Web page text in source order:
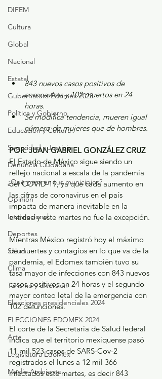
DIFEM
Cultura
Global
Nacional
Estatal
Gubernatura Edoméx 2023
Política y Gobierno
Educación y Cultura
Seguridad y Justicia
Denuncia Ciudadana
¿Qué pasa en tus municipios?
Opinión
Internacional
Deportes
Salud
Clima
Turismo y diversión
Elecciones presidenciales 2024
ELECCIONES EDOMEX 2024
Arte
Legislatura EdoMéx
Medio Ambiente
843 nuevos casos positivos de
coronavirus y 102 muertos en 24
horas.
Se modifica tendencia, mueren igual
número de mujeres que de hombres.
POR: JUAN GABRIEL GONZÁLEZ CRUZ
El Estado de México sigue siendo un
reflejo nacional a escala de la pandemia
del COVID-19, ya que cada aumento en
las cifras de coronavirus en el país
impacta de manera inevitable en la
entidad y este martes no fue la excepción.
Mientras México registró hoy el máximo
de muertes y contagios en lo que va de la
pandemia, el Edomex también tuvo su
tasa mayor de infecciones con 843 nuevos
casos positivos en 24 horas y el segundo
mayor conteo letal de la emergencia con
102 defunciones.
El corte de la Secretaría de Salud federal
indica que el territorio mexiquense pasó
11 mil 523 casos de SARS-Cov-2
registrados el lunes a 12 mil 366
infectados este martes, es decir 843